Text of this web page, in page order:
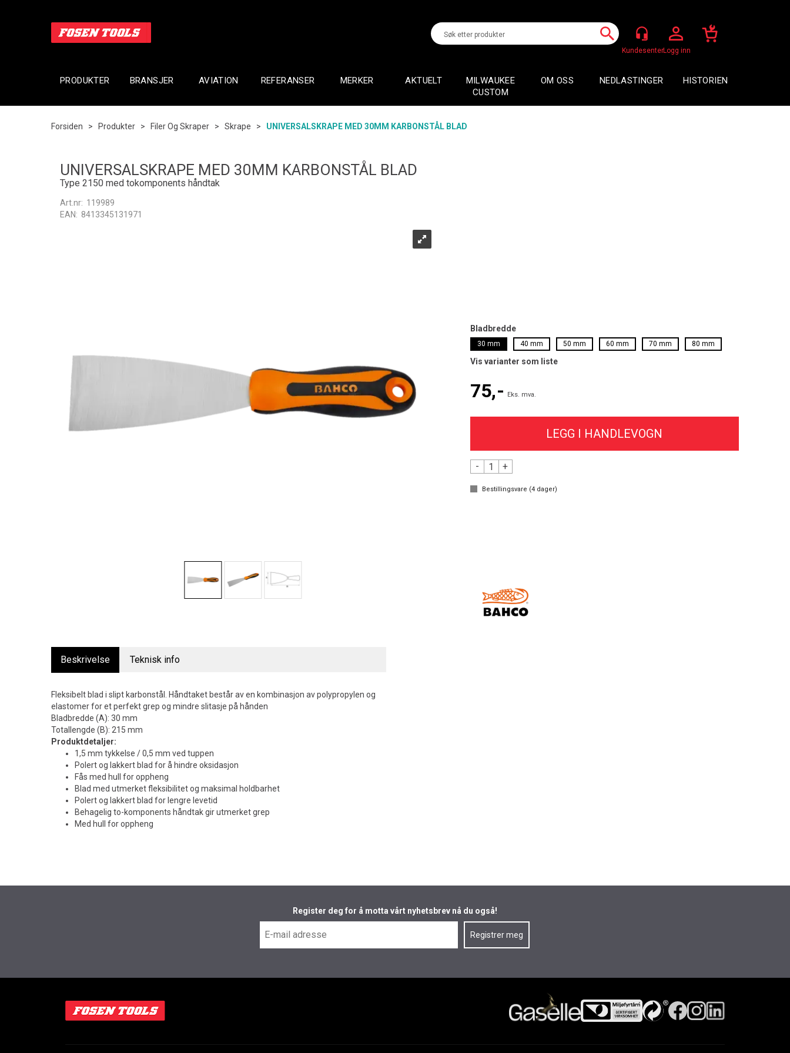
Logg inn
PRODUKTER BRANSJER AVIATION REFERANSER MERKER AKTUELT
MILWAUKEE
CUSTOM
OM OSS NEDLASTINGER HISTORIEN
Forsiden > Produkter > Filer Og Skraper > Skrape > UNIVERSALSKRAPE MED 30MM KARBONSTÅL BLAD
UNIVERSALSKRAPE MED 30MM KARBONSTÅL BLAD
Type 2150 med tokomponents håndtak
Art.nr: 119989
EAN: 8413345131971
Bladbredde
30 mm 40 mm 50 mm 60 mm 70 mm 80 mm
Vis varianter som liste
75,- Eks. mva.
- +
Bestillingsvare (4dager)
Beskrivelse Teknisk info
Fleksibelt blad i slipt karbonstål. Håndtaket består av en kombinasjon av polypropylen og
elastomer for et perfekt grep og mindre slitasje på hånden
Bladbredde (A): 30 mm
Totallengde (B): 215 mm
Produktdetaljer:
1,5 mm tykkelse / 0,5 mm ved tuppen
Polert og lakkert blad for å hindre oksidasjon
Fås med hull for oppheng
Blad med utmerket fleksibilitet og maksimal holdbarhet
Polert og lakkert blad for lengre levetid
Behagelig to-komponents håndtak gir utmerket grep
Med hull for oppheng
Register deg for å motta vårt nyhetsbrev nå du også!